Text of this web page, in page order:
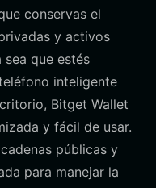
conservas el
y activos
que estés
inteligente
Bitget Wallet
y fácil de usar.
públicas y
para manejar la